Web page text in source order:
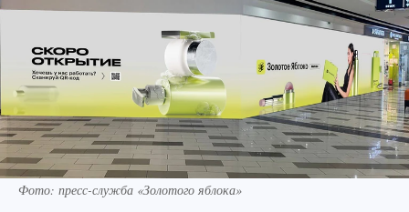
Фото: пресс-служба «Золотого яблока»